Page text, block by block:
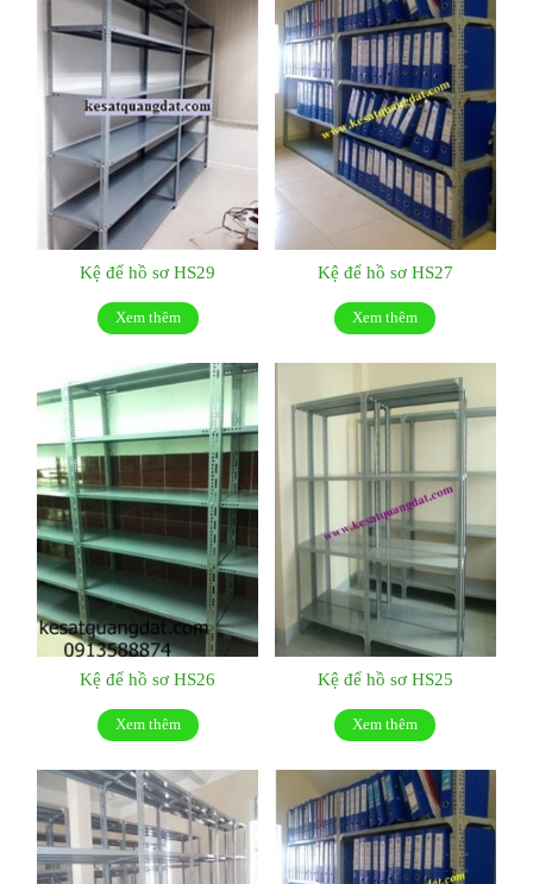
Kệ để hồ sơ HS29
Xem thêm
Kệ để hồ sơ HS27
Xem thêm
Kệ để hồ sơ HS26
Xem thêm
Kệ để hồ sơ HS25
Xem thêm